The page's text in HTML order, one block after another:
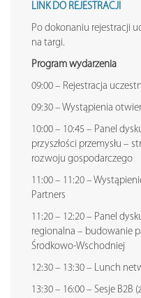
LINK DO REJESTRACJI
Po dokonaniu rejestracji
na targi.
Program wydarzenia
09:00 – Rejestracja
09:30 – Wystąpienia
10:00 – 10:45 – Panel
przyszłości przemysłu –
rozwoju gospodarczego
11:00 – 11:20 –
Partners
11:20 – 12:20 – Panel
regionalna – budowanie
Środkowo-Wschodniej
12:30 – 13:30 – Lunch
13:30 – 16:00 – Sesje